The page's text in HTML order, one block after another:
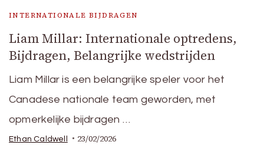
INTERNATIONALE BIJDRAGEN
Liam Millar: Internationale optredens,
Bijdragen, Belangrijke wedstrijden
Liam Millar is een belangrijke speler voor het
Canadese nationale team geworden, met
opmerkelijke bijdragen …
Ethan Caldwell 23/02/2026